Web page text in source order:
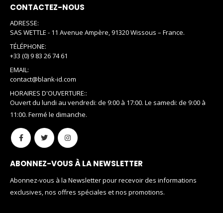
CONTACTEZ-NOUS
ADRESSE:
SAS WETTLE - 11 Avenue Ampère, 91320 Wissous – France.
TÉLÉPHONE:
+33 (0) 9 83 26 74 61
EMAIL:
contact@blank-id.com
HORAIRES D'OUVERTURE::
Ouvert du lundi au vendredi: de 9:00 à 17:00. Le samedi: de 9:00 à
11:00. Fermé le dimanche.
ABONNEZ-VOUS À LA NEWSLETTER
Abonnez-vous à la Newsletter pour recevoir des informations
exclusives, nos offres spéciales et nos promotions.